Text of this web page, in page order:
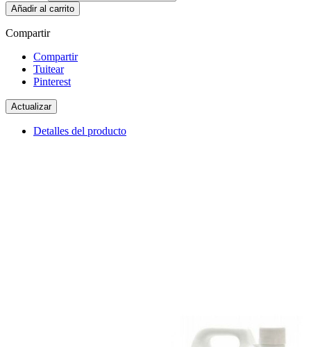
Añadir al carrito
Compartir
Compartir
Tuitear
Pinterest
Detalles del producto